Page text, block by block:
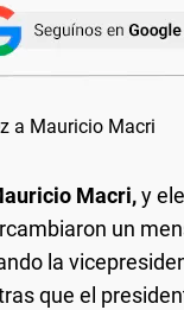
Macri,y
un
la
que el